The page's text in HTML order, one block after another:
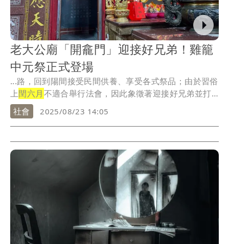
老大公廟「開龕門」迎接好兄弟！雞籠
中元祭正式登場
...路，回到陽間接受民間供養、享受各式祭品；由於習俗
上閏六月不適合舉行法會，因此象徵著迎接好兄弟並打
開陰...
社會 2025/08/23 14:05